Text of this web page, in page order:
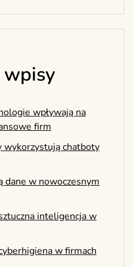
wpisy
wpływają na
firm
chatboty
dane w nowoczesnym
inteligencja w
w firmach